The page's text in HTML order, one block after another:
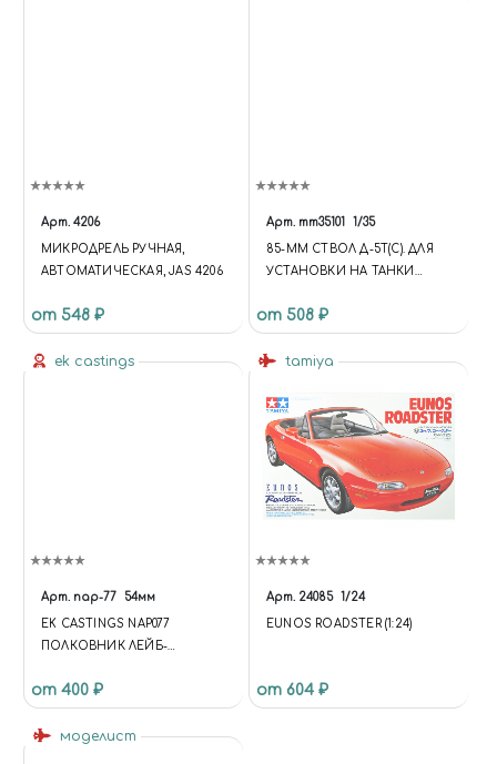
Арт. 4206
МИКРОДРЕЛЬ РУЧНАЯ,
АВТОМАТИЧЕСКАЯ, JAS 4206
от 548 ₽
Арт. mm35101 1/35
85-ММ СТВОЛ Д-5Т(С). ДЛЯ
УСТАНОВКИ НА ТАНКИ
от 508 ₽
ek castings
Арт. nap-77 54мм
EK CASTINGS NAP077
ПОЛКОВНИК ЛЕЙБ-
ПОЛКА. РОССИЯ, 1810-1815Г.
(54ММ.) (FUNCTION {
UNIVERSE.SITE.ID = 'S1';
от 400 ₽
tamiya
Арт. 24085 1/24
EUNOS ROADSTER (1:24)
от 604 ₽
моделист